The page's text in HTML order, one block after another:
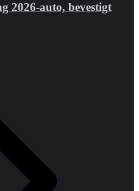
2026-auto, bevestigt